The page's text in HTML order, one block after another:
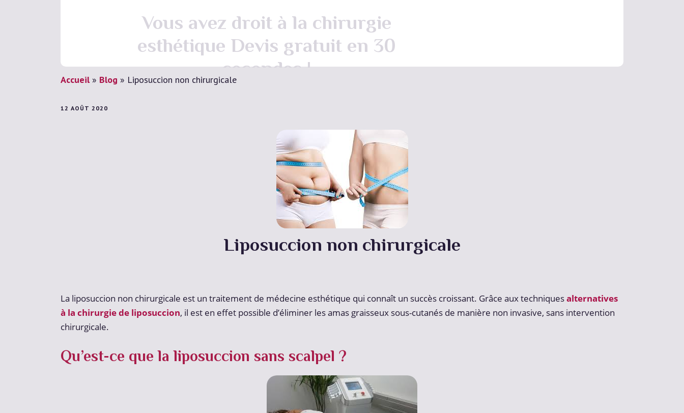
Vous avez droit à la chirurgie
esthétique Devis gratuit en 30
secondes !
Accueil» Blog » Liposuccion non chirurgicale
12 AOÛT 2020
Liposuccion non chirurgicale
La liposuccion non chirurgicale est un traitement de médecine esthétique qui connaît un succès croissant. Grâce aux techniquesalternatives
à la chirurgie de liposuccion, il est en effet possible d’éliminer les amas graisseux sous-cutanés de manière non invasive, sans intervention
chirurgicale.
Qu’est-ce que la liposuccion sans scalpel ?